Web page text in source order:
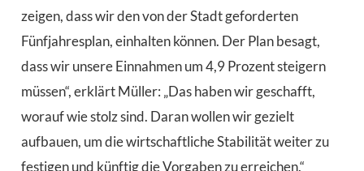
zeigen, dass wir den von der Stadt geforderten
Fünfjahresplan, einhalten können. Der Plan besagt,
dass wir unsere Einnahmen um 4,9 Prozent steigern
müssen“, erklärt Müller: „Das haben wir geschafft,
worauf wie stolz sind. Daran wollen wir gezielt
aufbauen, um die wirtschaftliche Stabilität weiter zu
festigen und künftig die Vorgaben zu erreichen.“